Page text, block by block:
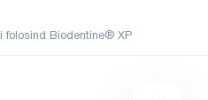
folosind Biodentine® XP